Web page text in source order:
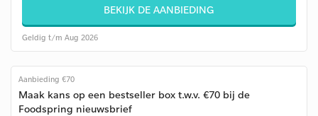
BEKIJK DE AANBIEDING
Geldig t/m Aug 2026
Aanbieding €70
Maak kans op een bestseller box t.w.v. €70 bij de
Foodspring nieuwsbrief